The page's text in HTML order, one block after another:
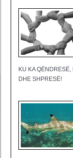
KU KA QËNDRESË,
DHE SHPRESË!